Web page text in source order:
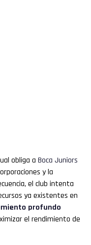
obliga a Boca Juniors
y la
el club intenta
ya existentes en
profundo
el rendimiento de